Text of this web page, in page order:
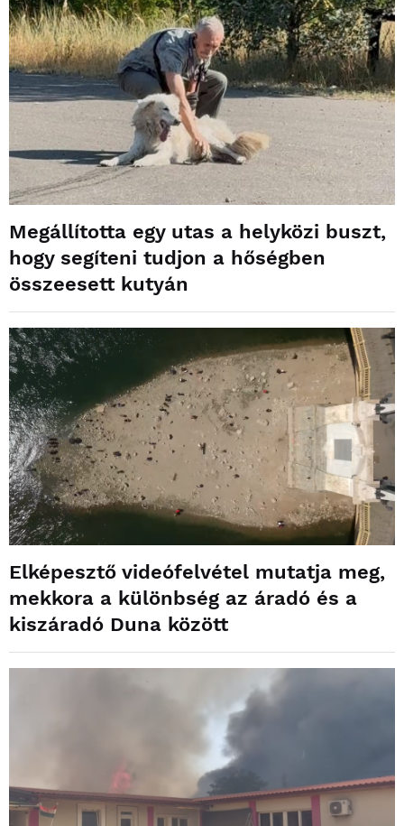
Megállította egy utas a helyközi buszt,
hogy segíteni tudjon a hőségben
összeesett kutyán
Elképesztő videófelvétel mutatja meg,
mekkora a különbség az áradó és a
kiszáradó Duna között